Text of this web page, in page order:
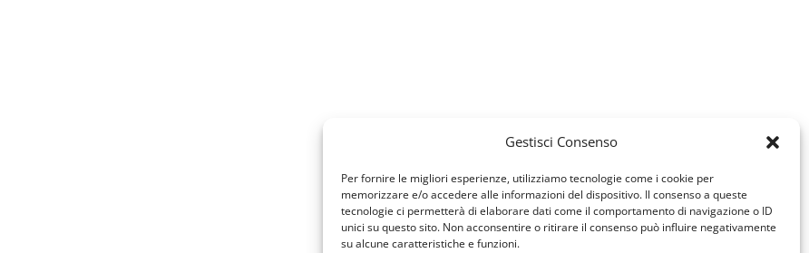
Gestisci Consenso
Per fornire le migliori esperienze, utilizziamo tecnologie come i cookie per
memorizzare e/o accedere alle informazioni del dispositivo. Il consenso a queste
tecnologie ci permetterà di elaborare dati come il comportamento di navigazione o ID
unici su questo sito. Non acconsentire o ritirare il consenso può influire negativamente
su alcune caratteristiche e funzioni.